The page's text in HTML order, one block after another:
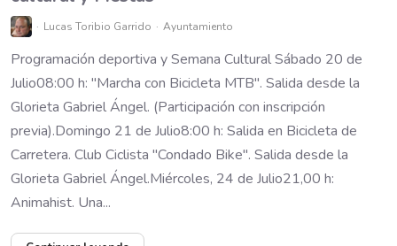
Lucas Toribio Garrido Ayuntamiento
Programación deportiva y Semana Cultural Sábado 20 de
Julio08:00 h: "Marcha con Bicicleta MTB". Salida desde la
Glorieta Gabriel Ángel. (Participación con inscripción
previa).Domingo 21 de Julio8:00 h: Salida en Bicicleta de
Carretera. Club Ciclista "Condado Bike". Salida desde la
Glorieta Gabriel Ángel.Miércoles, 24 de Julio21,00 h:
Animahist. Una...